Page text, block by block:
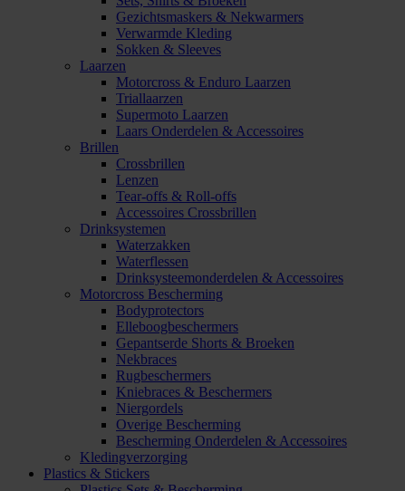
Gezichtsmaskers & Nekwarmers
Verwarmde Kleding
Sokken & Sleeves
Laarzen
Motorcross & Enduro Laarzen
Triallaarzen
Supermoto Laarzen
Laars Onderdelen & Accessoires
Brillen
Crossbrillen
Lenzen
Tear-offs & Roll-offs
Accessoires Crossbrillen
Drinksystemen
Waterzakken
Waterflessen
Drinksysteemonderdelen & Accessoires
Motorcross Bescherming
Bodyprotectors
Elleboogbeschermers
Gepantserde Shorts & Broeken
Nekbraces
Rugbeschermers
Kniebraces & Beschermers
Niergordels
Overige Bescherming
Bescherming Onderdelen & Accessoires
Kledingverzorging
Plastics & Stickers